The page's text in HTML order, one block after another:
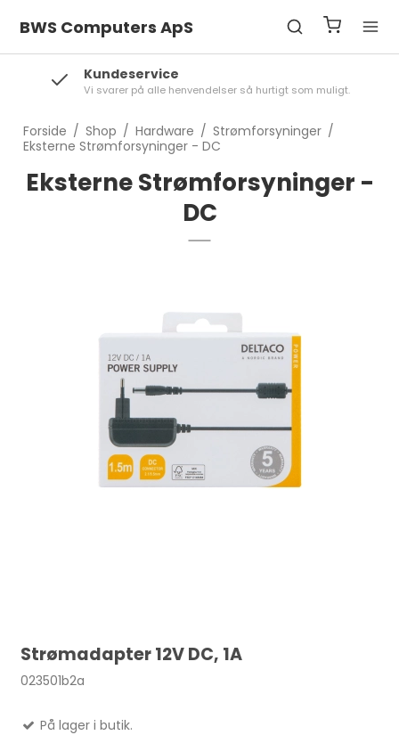
BWS Computers ApS
Kundeservice
Vi svarer på alle henvendelser så hurtigt som muligt.
Forside / Shop / Hardware / Strømforsyninger /
Eksterne Strømforsyninger - DC
Eksterne Strømforsyninger -
DC
Strømadapter 12V DC, 1A
023501b2a
På lager i butik.